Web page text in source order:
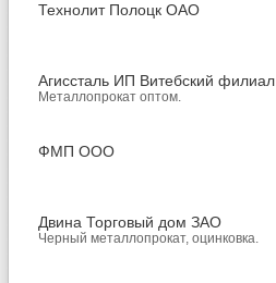
Технолит Полоцк ОАО
Агиссталь ИП Витебский филиал
Металлопрокат оптом.
ФМП ООО
Двина Торговый дом ЗАО
Черный металлопрокат, оцинковка.